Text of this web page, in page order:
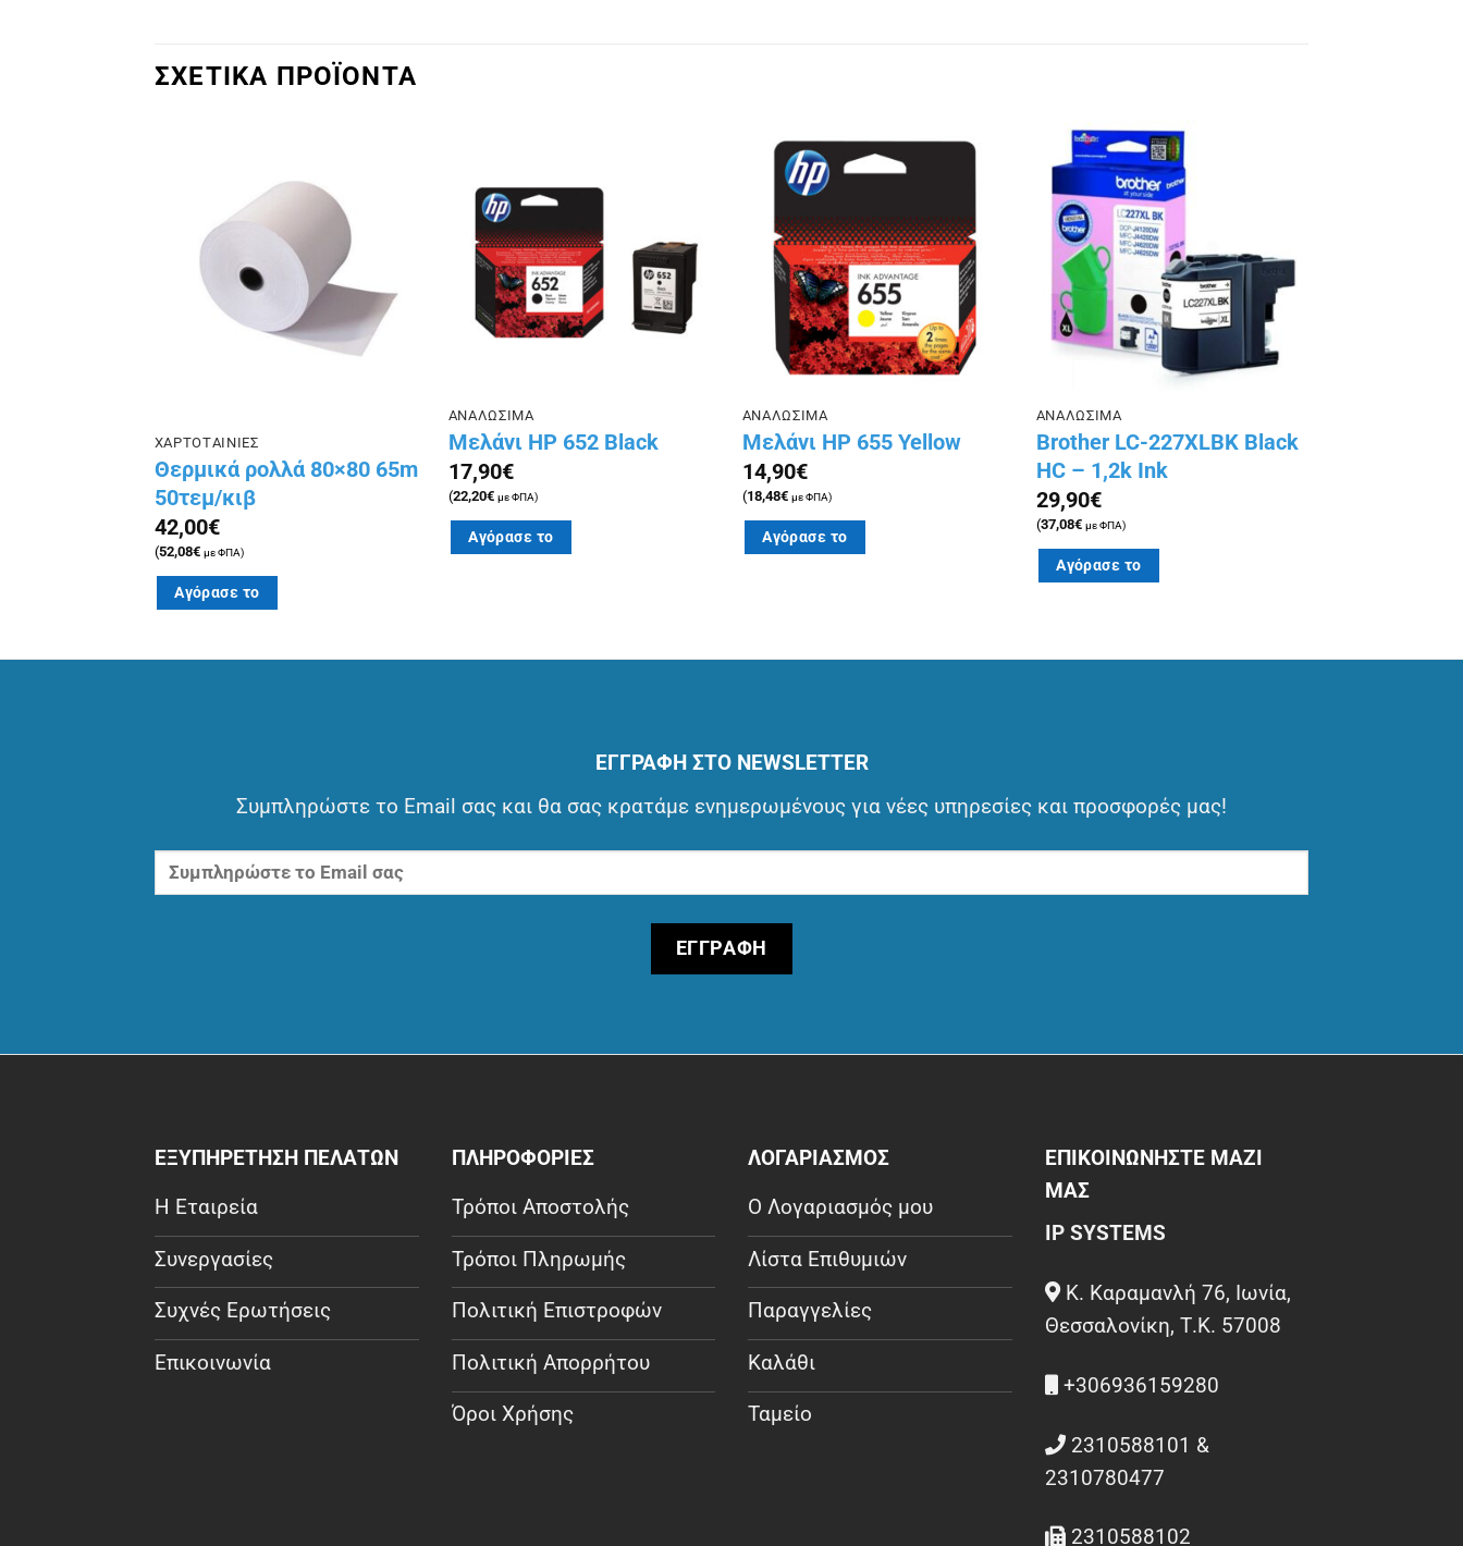
ΣΧΕΤΙΚΑ ΠΡΟΪΟΝΤΑ
στην λίστα
επιθυμιών
ΧΑΡΤΟΤΑΙΝΙΕΣ
Θερμικά ρολλά 80×80 65m
50τεμ/κιβ
42,00€
(52,08€ με ΦΠΑ)
Αγόρασε το
ΑΝΑΛΩΣΙΜΑ
Μελάνι HP 652 Black
17,90€
(22,20€ με ΦΠΑ)
Αγόρασε το
επιθυμιών
ΑΝΑΛΩΣΙΜΑ
Μελάνι HP 655 Yellow
14,90€
(18,48€ με ΦΠΑ)
Αγόρασε το
ΑΝΑΛΩΣΙΜΑ
Brother LC-227XLBK Black
HC – 1,2k Ink
29,90€
(37,08€ με ΦΠΑ)
Αγόρασε το
ΕΓΓΡΑΦΗ ΣΤΟ NEWSLETTER
Συμπληρώστε το Email σας και θα σας κρατάμε ενημερωμένους για νέες υπηρεσίες και προσφορές μας!
ΕΞΥΠΗΡΕΤΗΣΗ ΠΕΛΑΤΩΝ
Η Εταιρεία
Συνεργασίες
Συχνές Ερωτήσεις
Επικοινωνία
ΠΛΗΡΟΦΟΡΙΕΣ
Τρόποι Αποστολής
Τρόποι Πληρωμής
Πολιτική Επιστροφών
Πολιτική Απορρήτου
Όροι Χρήσης
ΛΟΓΑΡΙΑΣΜΟΣ
Ο Λογαριασμός μου
Λίστα Επιθυμιών
Παραγγελίες
Καλάθι
Ταμείο
ΕΠΙΚΟΙΝΩΝΗΣΤΕ ΜΑΖΙ
ΜΑΣ
IP SYSTEMS
Κ. Καραμανλή 76, Ιωνία,
Θεσσαλονίκη, Τ.Κ. 57008
+306936159280
2310588101 &
2310780477
2310588102